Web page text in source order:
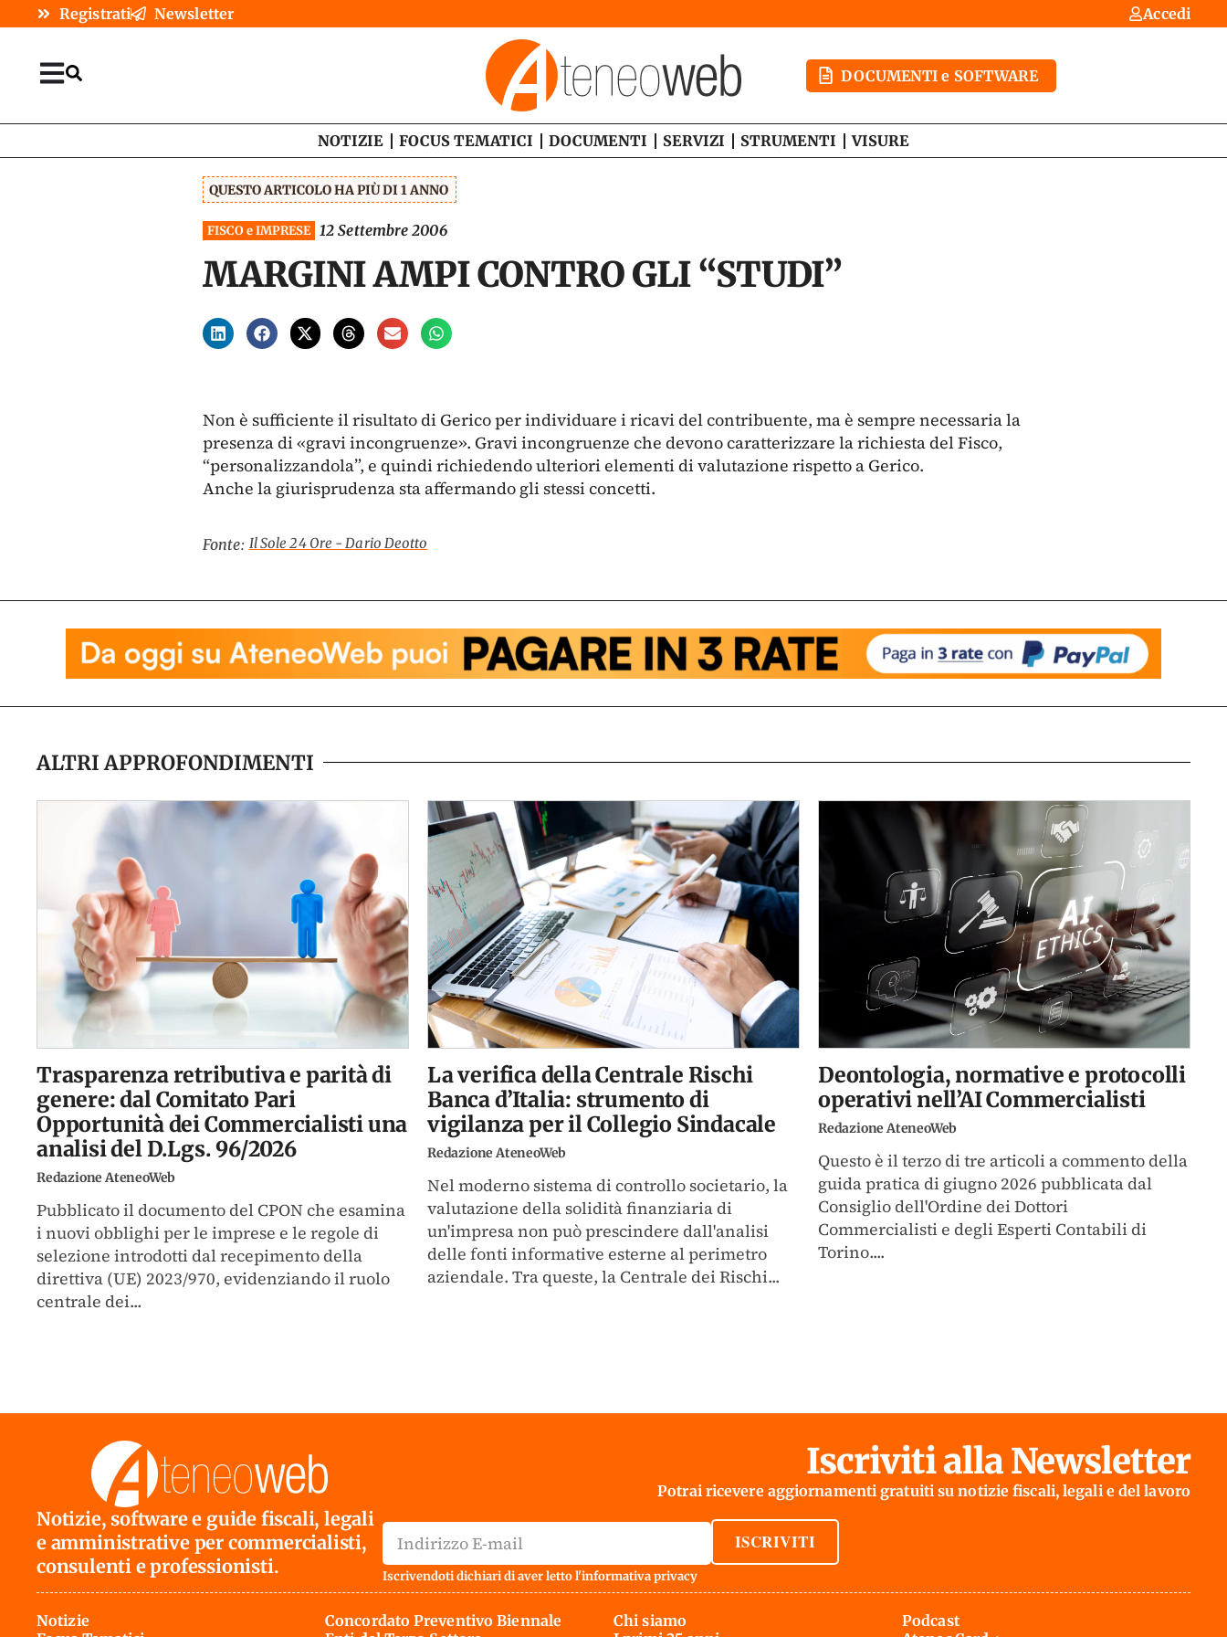
Registrati Newsletter Accedi
DOCUMENTI e SOFTWARE
NOTIZIE FOCUS TEMATICI DOCUMENTI SERVIZI STRUMENTI VISURE
QUESTO ARTICOLO HA PIÙ DI 1 ANNO
FISCO e IMPRESE 12 Settembre 2006
MARGINI AMPI CONTRO GLI “STUDI”
Non è sufficiente il risultato di Gerico per individuare i ricavi del contribuente, ma è sempre necessaria la
presenza di «gravi incongruenze». Gravi incongruenze che devono caratterizzare la richiesta del Fisco,
“personalizzandola”, e quindi richiedendo ulteriori elementi di valutazione rispetto a Gerico.
Anche la giurisprudenza sta affermando gli stessi concetti.
Fonte: Il Sole 24 Ore - Dario Deotto
ALTRI APPROFONDIMENTI
Trasparenza retributiva e parità di
genere: dal Comitato Pari
Opportunità dei Commercialisti una
analisi del D.Lgs. 96/2026
Redazione AteneoWeb
Pubblicato il documento del CPON che esamina
i nuovi obblighi per le imprese e le regole di
selezione introdotti dal recepimento della
direttiva (UE) 2023/970, evidenziando il ruolo
centrale dei...
La verifica della Centrale Rischi
Banca d’Italia: strumento di
vigilanza per il Collegio Sindacale
Redazione AteneoWeb
Nel moderno sistema di controllo societario, la
valutazione della solidità finanziaria di
un'impresa non può prescindere dall'analisi
delle fonti informative esterne al perimetro
aziendale. Tra queste, la Centrale dei Rischi...
Deontologia, normative e protocolli
operativi nell’AI Commercialisti
Redazione AteneoWeb
Questo è il terzo di tre articoli a commento della
guida pratica di giugno 2026 pubblicata dal
Consiglio dell'Ordine dei Dottori
Commercialisti e degli Esperti Contabili di
Torino....
Notizie, software e guide fiscali, legali
e amministrative per commercialisti,
consulenti e professionisti.
Iscriviti alla Newsletter
Potrai ricevere aggiornamenti gratuiti su notizie fiscali, legali e del lavoro
ISCRIVITI
Iscrivendoti dichiari di aver letto l'informativa privacy
Notizie
Concordato Preventivo Biennale
Chi siamo
Podcast